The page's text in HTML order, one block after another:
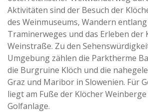
Aktivitäten sind der Besuch der
des Weinmuseums, Wandern entlang
Traminerweges und das Erleben der
Weinstraße. Zu den
Umgebung zählen die Parktherme
die Burgruine Klöch und die
Graz und Maribor in Slowenien. Für
liegt am Fuße der Klöcher
Golfanlage.